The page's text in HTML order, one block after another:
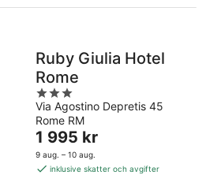
Ruby Giulia Hotel
Rome
3
out
of
5
Via Agostino Depretis 45
Rome RM
Priset
är
1 995 kr
1 995 kr
9 aug. – 10 aug.
inklusive skatter och avgifter